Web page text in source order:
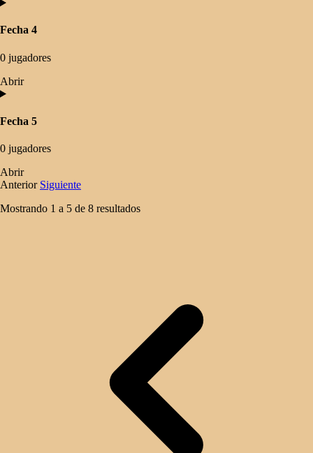
Fecha 4
0 jugadores
Abrir
Fecha 5
0 jugadores
Abrir
Anterior Siguiente
Mostrando 1 a 5 de 8 resultados